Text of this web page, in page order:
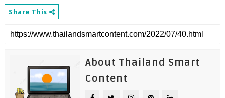
Share This
About Thailand Smart
Content